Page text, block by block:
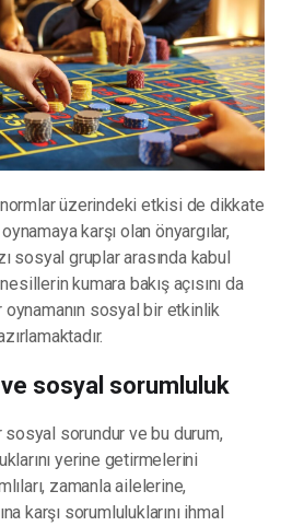
normlar üzerindeki etkisi de dikkate
karşı olan önyargılar,
sosyal gruplar arasında kabul
kumara bakış açısını da
sosyal bir etkinlik
ve sosyal sorumluluk
sosyal sorundur ve bu durum,
yerine getirmelerini
zamanla ailelerine,
karşı sorumluluklarını ihmal